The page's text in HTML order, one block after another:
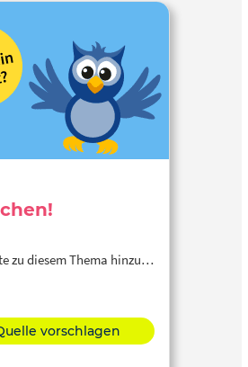
zu diesem Thema hinzu…
vorschlagen